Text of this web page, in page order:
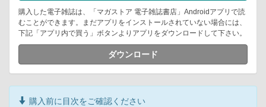
購入した電子雑誌は、「マガストア 電子雑誌書店」Androidアプリで読
むことができます。まだアプリをインストールされていない場合には、
下記「アプリ内で買う」ボタンよりアプリをダウンロードして下さい。
ダウンロード
購入前に目次をご確認ください